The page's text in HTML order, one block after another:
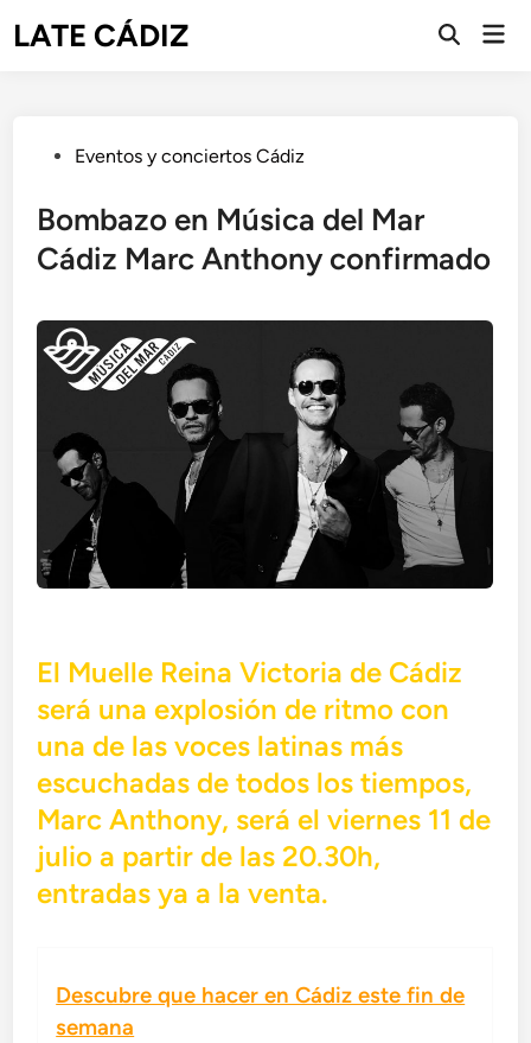
LATE CÁDIZ
Abrir
Publicado
Eventos y conciertos Cádiz
Bombazo en Música del Mar
Cádiz Marc Anthony confirmado
El Muelle Reina Victoria de Cádiz
será una explosión de ritmo con
una de las voces latinas más
escuchadas de todos los tiempos,
Marc Anthony, será el viernes 11 de
julio a partir de las 20.30h,
entradas ya a la venta.
Descubre que hacer en Cádiz este fin de
semana